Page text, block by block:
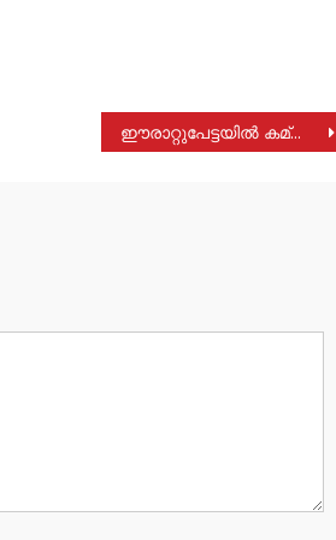
ഈരാറ്റുപേട്ടയിൽ കമ്യൂണിറ്റി സെൻ്റർ പണിയാൻ അഡ്വ. ഹാരിസ് ബീരാൻ എം.പി 55 ലക്ഷം രൂപ അനുവദിച്ചു